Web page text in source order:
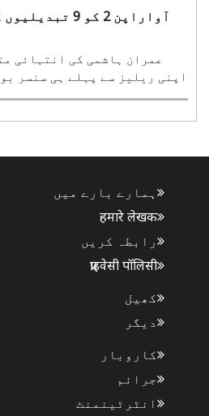
آواراپن 2 کو
اپنی ریلیز سے پہلے ہی سنسر
ہمارے بارے میں
हमारे लेखक
رابطہ کریں
प्राइवेसी पॉलिसी
کھیل
دیگر
کاروبار
جرائم
انٹرٹینمنٹ